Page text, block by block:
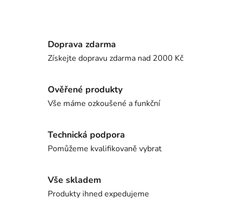
Doprava zdarma
Získejte dopravu zdarma nad 2000 Kč
Ověřené produkty
Vše máme ozkoušené a funkční
Technická podpora
Pomůžeme kvalifikovaně vybrat
Vše skladem
Produkty ihned expedujeme